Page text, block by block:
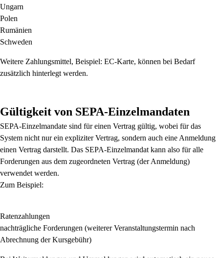
Ungarn
Polen
Rumänien
Schweden
Weitere Zahlungsmittel, Beispiel: EC-Karte, können bei Bedarf
zusätzlich hinterlegt werden.
Gültigkeit von SEPA-Einzelmandaten
SEPA-Einzelmandate sind für einen Vertrag gültig, wobei für das
System nicht nur ein expliziter Vertrag, sondern auch eine Anmeldung
einen Vertrag darstellt. Das SEPA-Einzelmandat kann also für alle
Forderungen aus dem zugeordneten Vertrag (der Anmeldung)
verwendet werden.
Zum Beispiel:
Ratenzahlungen
nachträgliche Forderungen (weiterer Veranstaltungstermin nach
Abrechnung der Kursgebühr)